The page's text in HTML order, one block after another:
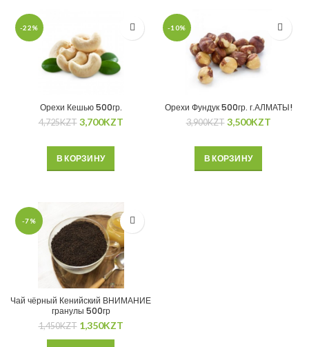
-22%
Орехи Кешью 500гр.
4,725KZT 3,700KZT
В КОРЗИНУ
-10%
Орехи Фундук 500гр. г.АЛМАТЫ!
3,900KZT 3,500KZT
В КОРЗИНУ
-7%
Чай чёрный Кенийский ВНИМАНИЕ
гранулы 500гр
1,450KZT 1,350KZT